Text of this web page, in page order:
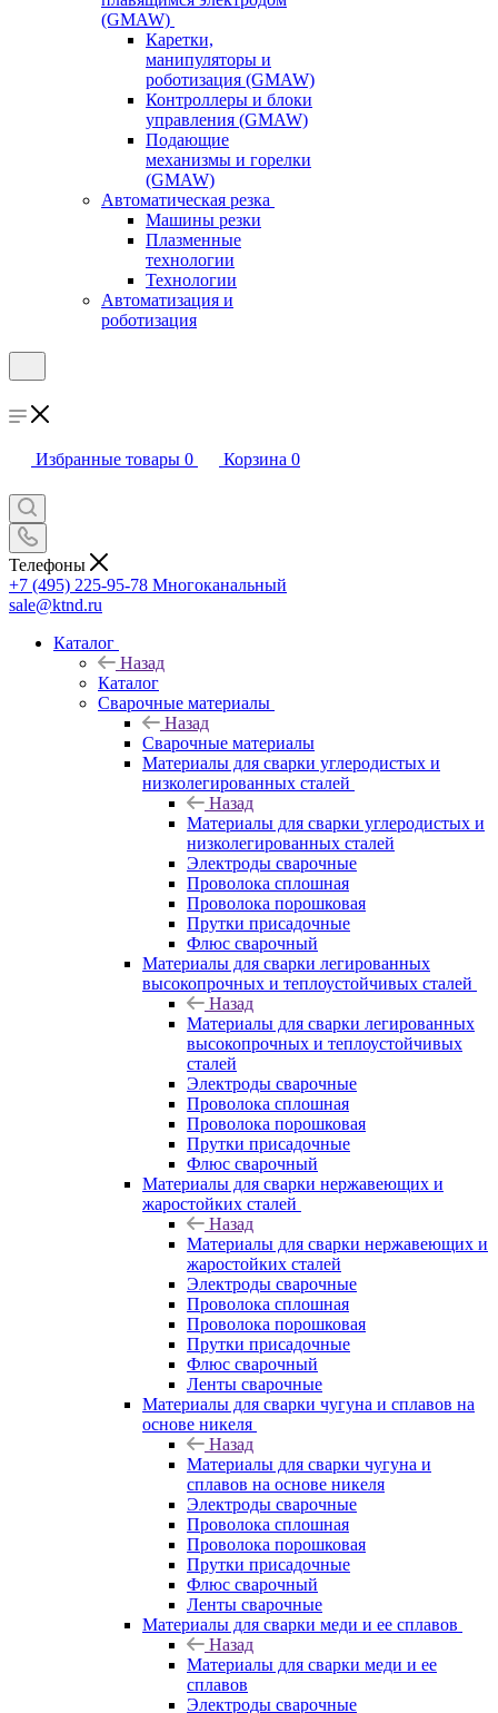
(GMAW)
Каретки,
манипуляторы и
роботизация (GMAW)
Контроллеры и блоки
управления (GMAW)
Подающие
механизмы и горелки
(GMAW)
Автоматическая резка
Машины резки
Плазменные
технологии
Технологии
Автоматизация и
роботизация
Избранные товары 0 Корзина 0
Телефоны
+7 (495) 225-95-78 Многоканальный
sale@ktnd.ru
Каталог
Назад
Каталог
Сварочные материалы
Назад
Сварочные материалы
Материалы для сварки углеродистых и
низколегированных сталей
Назад
Материалы для сварки углеродистых и
низколегированных сталей
Электроды сварочные
Проволока сплошная
Проволока порошковая
Прутки присадочные
Флюс сварочный
Материалы для сварки легированных
высокопрочных и теплоустойчивых сталей
Назад
Материалы для сварки легированных
высокопрочных и теплоустойчивых
сталей
Электроды сварочные
Проволока сплошная
Проволока порошковая
Прутки присадочные
Флюс сварочный
Материалы для сварки нержавеющих и
жаростойких сталей
Назад
Материалы для сварки нержавеющих и
жаростойких сталей
Электроды сварочные
Проволока сплошная
Проволока порошковая
Прутки присадочные
Флюс сварочный
Ленты сварочные
Материалы для сварки чугуна и сплавов на
основе никеля
Назад
Материалы для сварки чугуна и
сплавов на основе никеля
Электроды сварочные
Проволока сплошная
Проволока порошковая
Прутки присадочные
Флюс сварочный
Ленты сварочные
Материалы для сварки меди и ее сплавов
Назад
Материалы для сварки меди и ее
сплавов
Электроды сварочные